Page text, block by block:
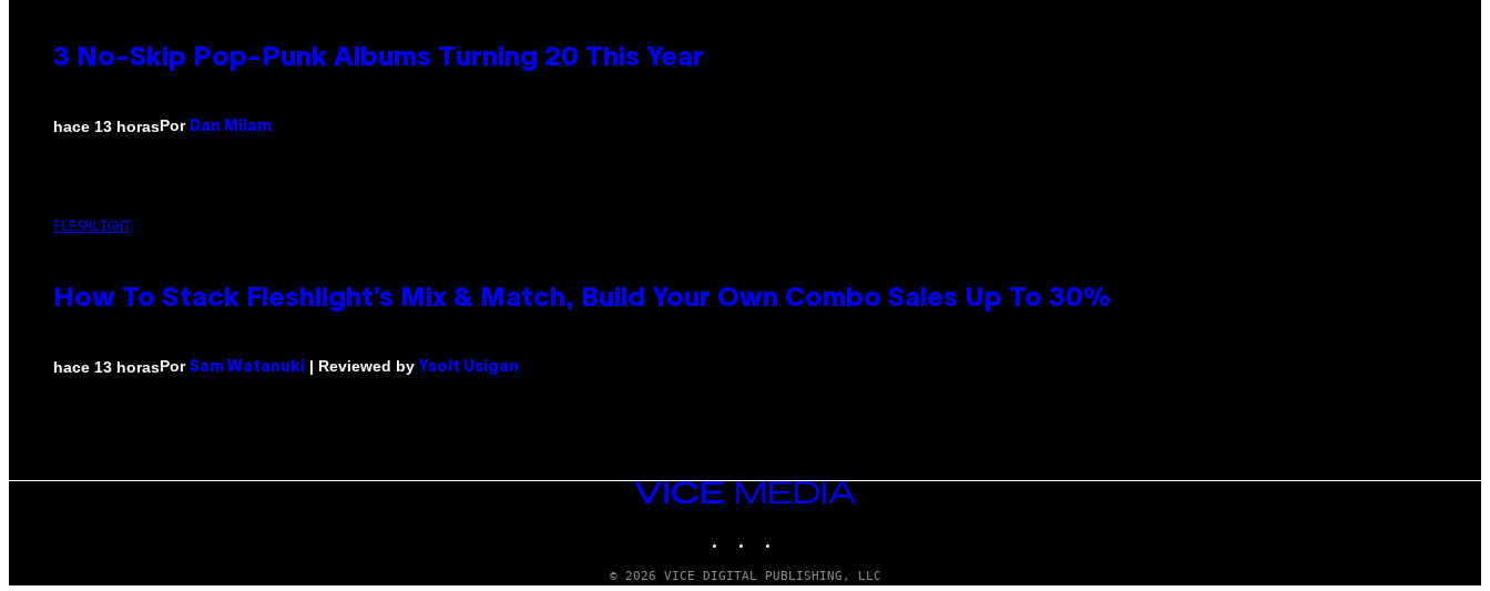
3 No-Skip Pop-Punk Albums Turning 20 This Year
hace 13 horasPor Dan Milam
FLESHLIGHT
How To Stack Fleshlight’s Mix & Match, Build Your Own Combo Sales Up To 30%
hace 13 horasPor Sam Watanuki | Reviewed by Ysolt Usigan
VICE
© 2026 VICE DIGITAL PUBLISHING, LLC